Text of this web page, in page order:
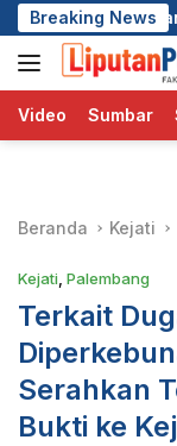
Langsung
ke
konten
Breaking News
Polda Riau :
Video Sumbar
Beranda Kejati
Kejati Palembang
Terkait
Serahkan
Bukti ke